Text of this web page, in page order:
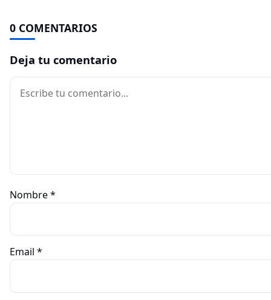
0 COMENTARIOS
Deja tu comentario
Comentario
Nombre*
Email *